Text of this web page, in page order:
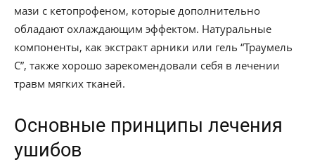
мази с кетопрофеном, которые дополнительно
обладают охлаждающим эффектом. Натуральные
компоненты, как экстракт арники или гель “Траумель
С”, также хорошо зарекомендовали себя в лечении
травм мягких тканей.
Основные принципы лечения
ушибов